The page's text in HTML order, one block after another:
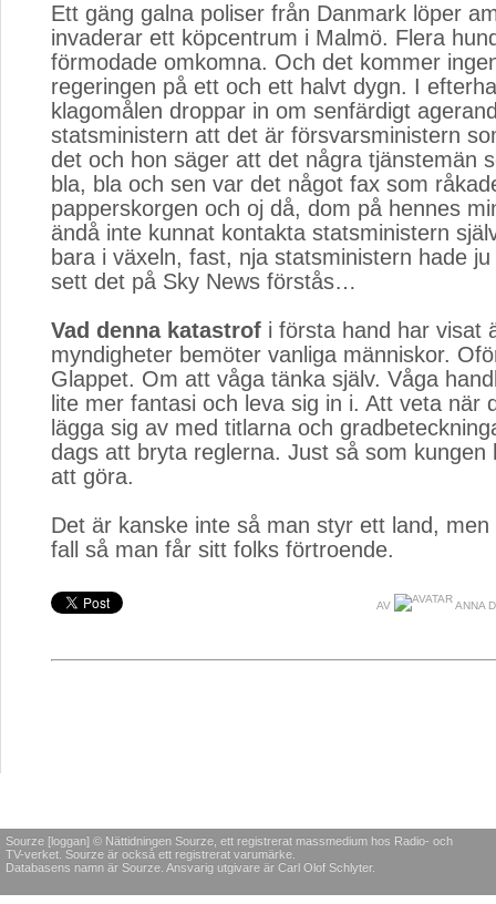
Ett gäng galna poliser från Danmark löper
invaderar ett köpcentrum i Malmö. Flera
förmodade omkomna. Och det kommer
regeringen på ett och ett halvt dygn. I
klagomålen droppar in om senfärdigt
statsministern att det är försvarsministern
det och hon säger att det några tjänstemän
bla, bla och sen var det något fax som
papperskorgen och oj då, dom på hennes
ändå inte kunnat kontakta statsministern
bara i växeln, fast, nja statsministern hade
sett det på Sky News förstås…
Vad denna katastrof i första hand har visat
myndigheter bemöter vanliga människor.
Glappet. Om att våga tänka själv. Våga
lite mer fantasi och leva sig in i. Att veta när
lägga sig av med titlarna och
dags att bryta reglerna. Just så som kungen
att göra.
Det är kanske inte så man styr ett land,
fall så man får sitt folks förtroende.
AV ANNA
Sourze [loggan] © Nättidningen Sourze, ett registrerat massmedium hos Radio- och
TV-verket. Sourze är också ett registrerat varumärke.
Databasens namn är Sourze. Ansvarig utgivare är Carl Olof Schlyter.